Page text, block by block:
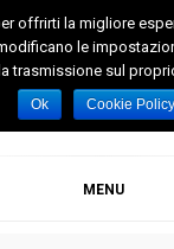
Calcio Eventi e
MENU
offrirti la migliore
le
trasmissione sul
Ok Cookie Policy